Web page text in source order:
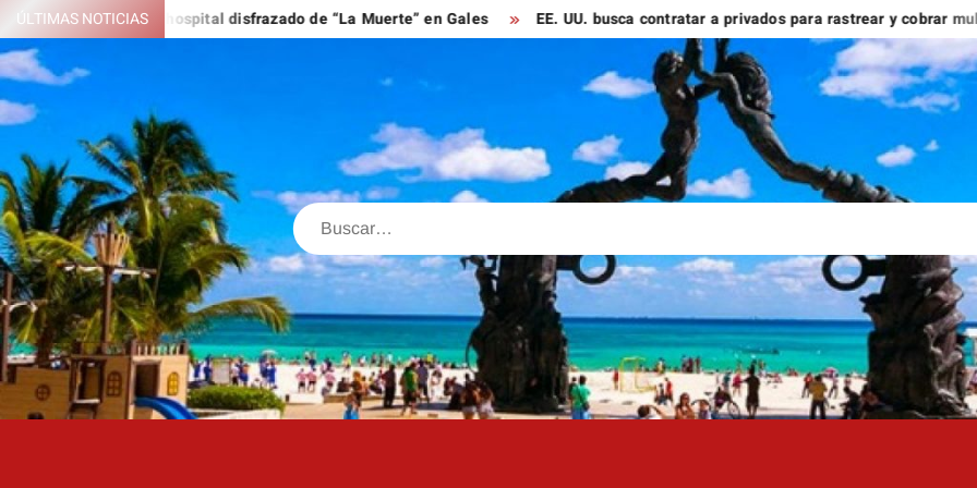
Saltar
al
contenido
ÚLTIMAS NOTICIAS
de un hospital disfrazado de “La Muerte” en Gales EE. UU. busca contratar a privados para rastrear y cobrar multas a
Buscar